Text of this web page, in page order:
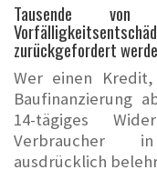
Tausende
zurückgefordert
Wer einen
Baufinanzierung
14-tägiges
Verbraucher
ausdrücklich